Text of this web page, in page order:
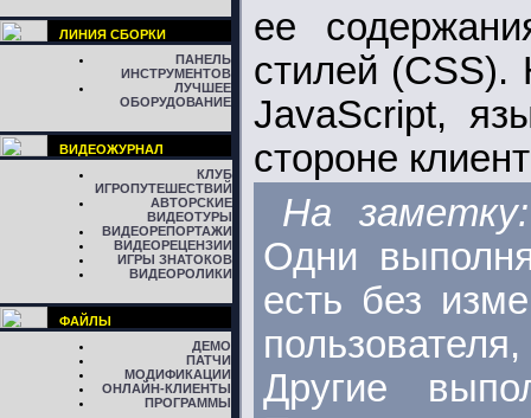
ЛИНИЯ СБОРКИ
ПАНЕЛЬ
ИНСТРУМЕНТОВ
ЛУЧШЕЕ
ОБОРУДОВАНИЕ
ВИДЕОЖУРНАЛ
КЛУБ
ИГРОПУТЕШЕСТВИЙ
АВТОРСКИЕ
ВИДЕОТУРЫ
ВИДЕОРЕПОРТАЖИ
ВИДЕОРЕЦЕНЗИИ
ИГРЫ ЗНАТОКОВ
ВИДЕОРОЛИКИ
ФАЙЛЫ
ДЕМО
ПАТЧИ
МОДИФИКАЦИИ
ОНЛАЙН-КЛИЕНТЫ
ПРОГРАММЫ
ее
стилей (CSS).
JavaScript,
стороне
На заметку:
Одни
есть без
Другие